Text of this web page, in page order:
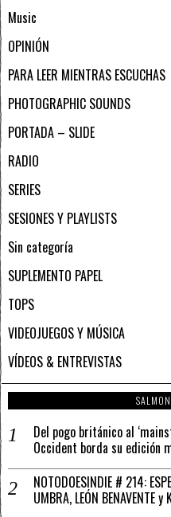
Music
OPINIÓN
PARA LEER MIENTRAS ESCUCHAS
PHOTOGRAPHIC SOUNDS
PORTADA – SLIDE
RADIO
SERIES
SESIONES Y PLAYLISTS
Sin categoría
SUPLEMENTO PAPEL
TOPS
VIDEOJUEGOS Y MÚSICA
VÍDEOS & ENTREVISTAS
Del pogo británico al
Occident borda su edición
NOTODOESINDIE # 214:
UMBRA, LEÓN BENAVENTE y